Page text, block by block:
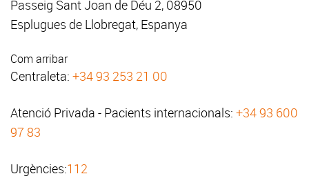
Passeig Sant Joan de Déu 2, 08950
Esplugues de Llobregat, Espanya
Com arribar
Centraleta: +34 93 253 21 00
Atenció Privada - Pacients internacionals: +34 93 600
97 83
Urgències:112